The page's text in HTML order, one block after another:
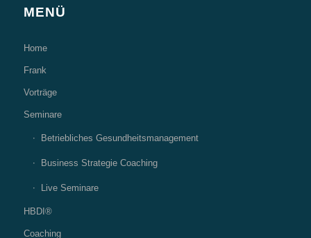
MENÜ
Home
Frank
Vorträge
Seminare
Betriebliches Gesundheitsmanagement
Business Strategie Coaching
Live Seminare
HBDI®
Coaching